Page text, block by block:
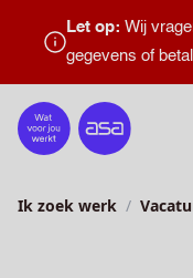
Let op: Wij
gegevens of
Home
Ik zoek werk